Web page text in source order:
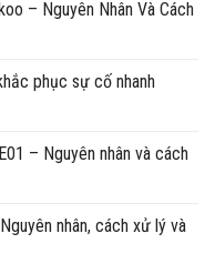
– Nguyên Nhân Và Cách
phục sự cố nhanh
– Nguyên nhân và cách
nhân, cách xử lý và